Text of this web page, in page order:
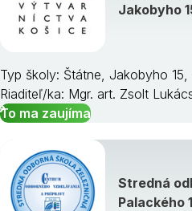
Jakobyho
Typ školy: Štátne, Jakobyho
Riaditeľ/ka: Mgr. art. Zsolt
To ma zaujíma
Stredná
Palackého